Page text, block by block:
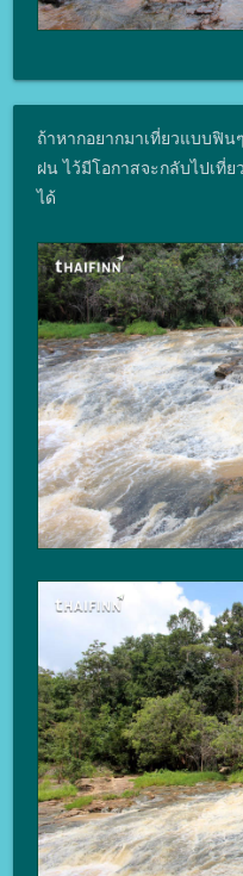
ถ้าหากอยากมาเที่ยวแบบฟิ
ฝน ไว้มีโอกาสจะกลับไปเที่
ได้